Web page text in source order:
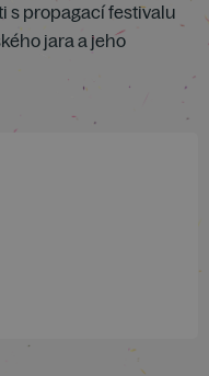
s propagací festivalu
jara a jeho